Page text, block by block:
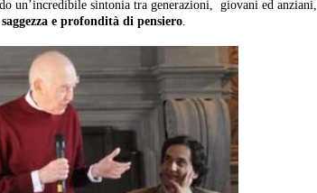
un’incredibile sintonia tra generazioni, giovani ed anziani,
e profondità di pensiero.